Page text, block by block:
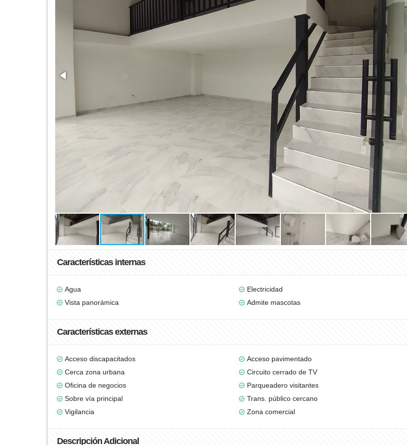
Características internas
Agua Electricidad
Vista panorámica
Admite mascotas
Características externas
Acceso discapacitados Acceso pavimentado
Cerca zona urbana
Circuito cerrado de TV
Oficina de negocios
Parqueadero visitantes
Sobre vía principal
Trans. público cercano
Vigilancia
Zona comercial
Descripción Adicional